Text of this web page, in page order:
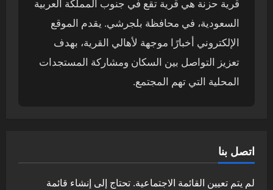
قرية حزنة هي قرية تقع في جنوب المملكة العربية
السعودية، في محافظة بلجرشي. يقدم الموقع
الإلكتروني أخبارًا موجهة لأهالي القرية، بهدف
تعزيز التواصل بين السكان ومشاركة المستجدات
المحلية التي تهم المجتمع.
اتصل بنا
لم يتم تعيين القائمة الاجتماعية. تحتاج إلى إنشاء قائمة